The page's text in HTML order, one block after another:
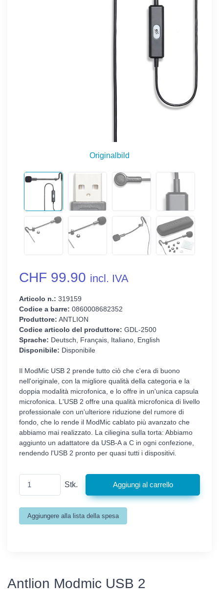
Originalbild
CHF 99.90 incl. IVA
Articolo n.: 319159
Codice a barre: 0860008682352
Produttore: ANTLION
Codice articolo del produttore: GDL-2500
Sprache: Deutsch, Français, Italiano, English
Disponibile: Disponibile
Il ModMic USB 2 prende tutto ciò che c'era di buono
nell'originale, con la migliore qualità della categoria e la
doppia modalità microfonica, e lo offre in un'unica capsula
microfonica. L'USB 2 offre una qualità microfonica di livello
professionale con un'ulteriore riduzione del rumore di
fondo, che lo rende il ModMic cablato più avanzato che
abbiamo mai realizzato. La ciliegina sulla torta: Abbiamo
aggiunto un adattatore da USB-A a C in ogni confezione,
rendendo l'USB 2 pronto per quasi tutti i dispositivi.
Stk.
Antlion Modmic USB 2